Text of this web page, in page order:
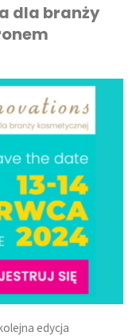
dla branży
edycja